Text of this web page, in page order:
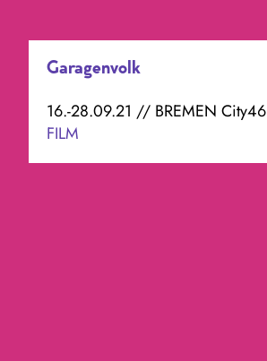
Garagenvolk
16.-28.09.21 // BREMEN City46
FILM